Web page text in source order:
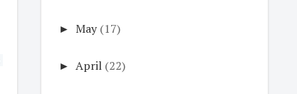
► May (17)
► April (22)